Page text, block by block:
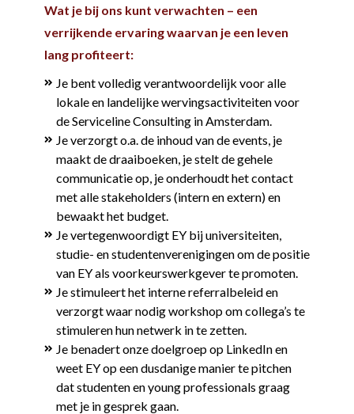
Wat je bij ons kunt verwachten – een
verrijkende ervaring waarvan je een leven
lang profiteert:
Je bent volledig verantwoordelijk voor alle
lokale en landelijke wervingsactiviteiten voor
de Serviceline Consulting in Amsterdam.
Je verzorgt o.a. de inhoud van de events, je
maakt de draaiboeken, je stelt de gehele
communicatie op, je onderhoudt het contact
met alle stakeholders (intern en extern) en
bewaakt het budget.
Je vertegenwoordigt EY bij universiteiten,
studie- en studentenverenigingen om de positie
van EY als voorkeurswerkgever te promoten.
Je stimuleert het interne referralbeleid en
verzorgt waar nodig workshop om collega’s te
stimuleren hun netwerk in te zetten.
Je benadert onze doelgroep op LinkedIn en
weet EY op een dusdanige manier te pitchen
dat studenten en young professionals graag
met je in gesprek gaan.